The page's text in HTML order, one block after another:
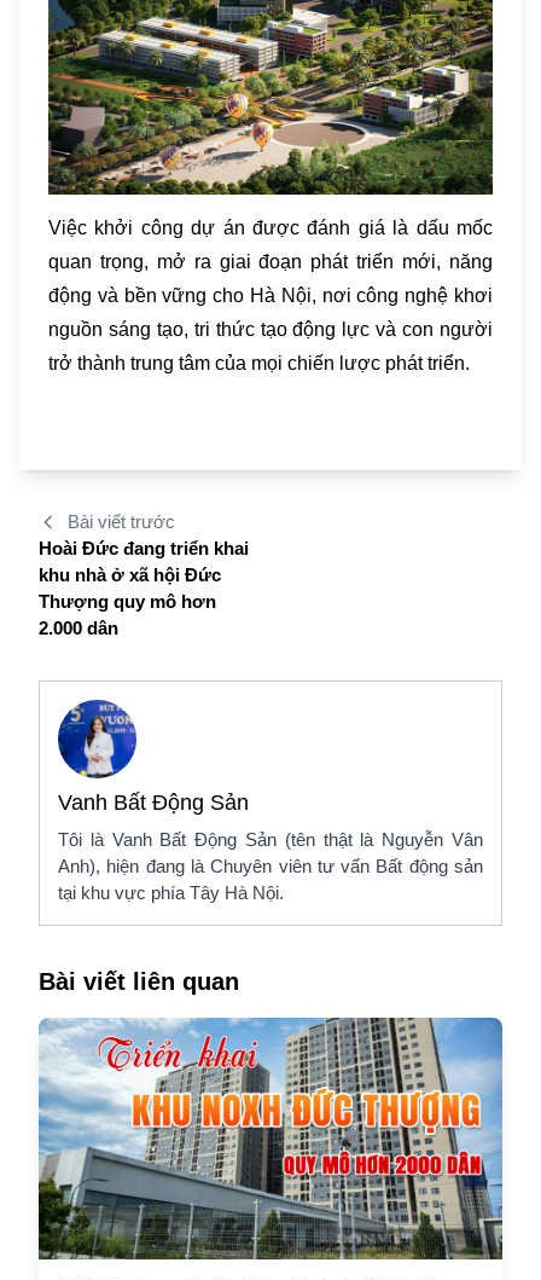
Việc khởi công dự án được đánh giá là dấu mốc
quan trọng, mở ra giai đoạn phát triển mới, năng
động và bền vững cho Hà Nội, nơi công nghệ khơi
nguồn sáng tạo, tri thức tạo động lực và con người
trở thành trung tâm của mọi chiến lược phát triển.
Bài viết trước
Hoài Đức đang triển khai
khu nhà ở xã hội Đức
Thượng quy mô hơn
2.000 dân
Vanh Bất Động Sản
Tôi là Vanh Bất Động Sản (tên thật là Nguyễn Vân
Anh), hiện đang là Chuyên viên tư vấn Bất động sản
tại khu vực phía Tây Hà Nội.
Bài viết liên quan